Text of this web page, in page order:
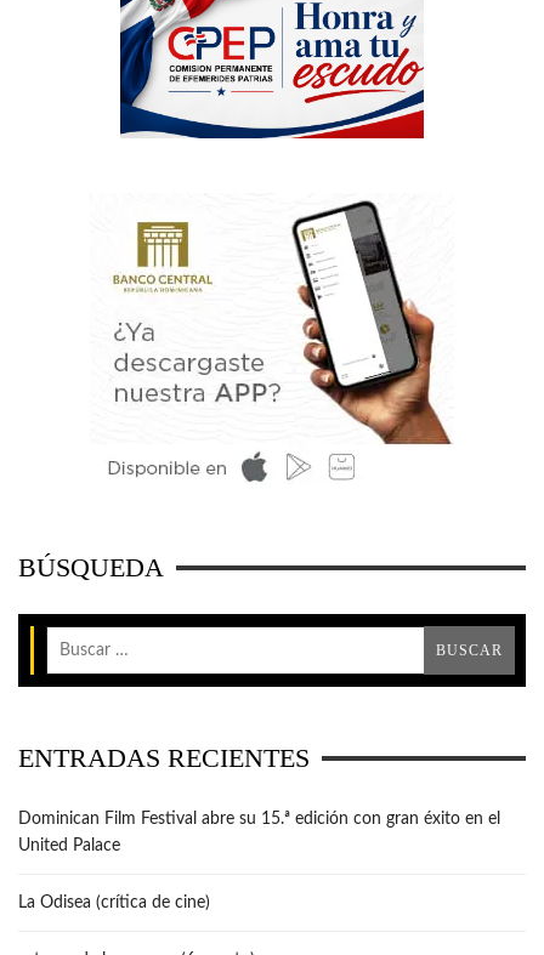
BÚSQUEDA
ENTRADAS RECIENTES
Dominican Film Festival abre su 15.ª edición con gran éxito en el
United Palace
La Odisea (crítica de cine)